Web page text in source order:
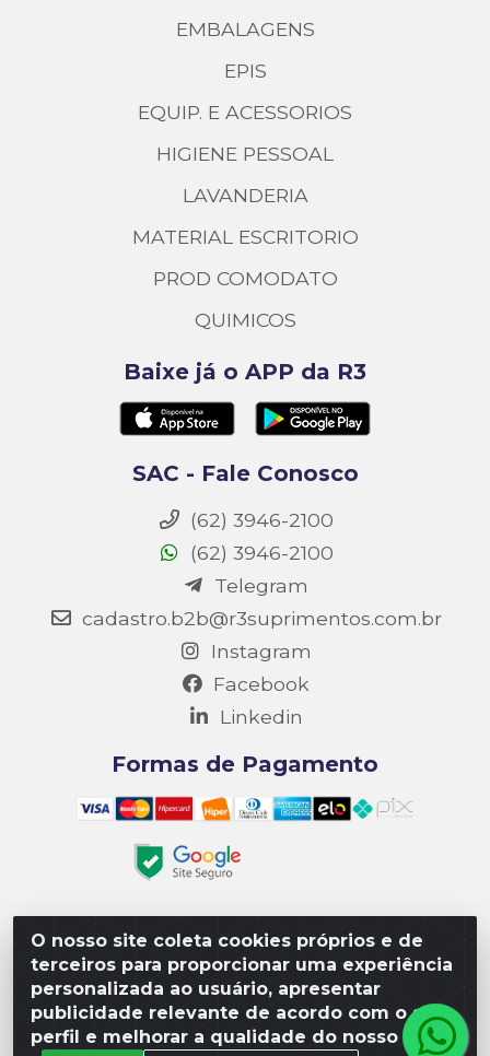
O nosso site coleta cookies próprios e de
terceiros para proporcionar uma experiência
personalizada ao usuário, apresentar
publicidade relevante de acordo com o seu
perfil e melhorar a qualidade do nosso site.
EMBALAGENS
EPIS
EQUIP. E ACESSORIOS
HIGIENE PESSOAL
LAVANDERIA
MATERIAL ESCRITORIO
PROD COMODATO
QUIMICOS
Baixe já o APP da R3
SAC - Fale Conosco
(62) 3946-2100
(62) 3946-2100
Telegram
cadastro.b2b@r3suprimentos.com.br
Instagram
Facebook
Linkedin
Formas de Pagamento
Matriz R3 Suprimentos - Rua 14, Polo Empresarial Goiás
– Etapa III, Quadra: 15; Lote 04, Aparecida de
Goiânia/GO, CEP 74985-182. - CNPJ 10.641.901/0001-16